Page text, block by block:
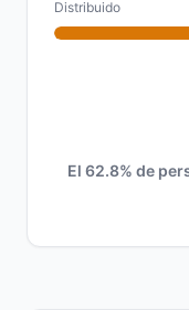
Distribuido
El 62.8% de